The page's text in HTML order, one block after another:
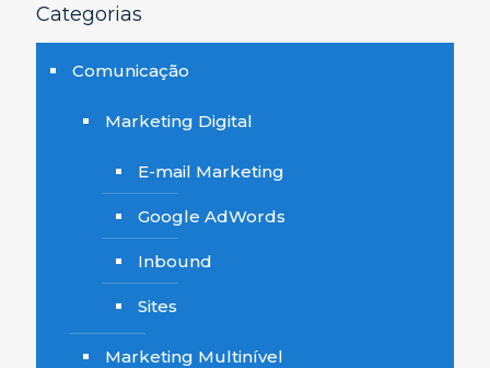
Categorias
Comunicação
Marketing Digital
E-mail Marketing
Google AdWords
Inbound
Sites
Marketing Multinível